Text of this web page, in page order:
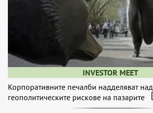
INVESTOR MEET
Корпоративните печалби надделяват над
геополитическите рискове на пазарите